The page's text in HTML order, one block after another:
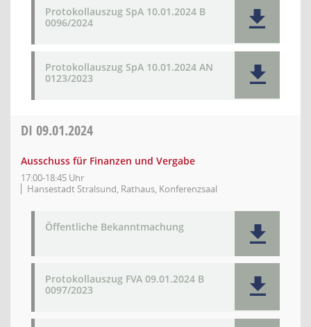
Protokollauszug SpA 10.01.2024 B
0096/2024
Protokollauszug SpA 10.01.2024 AN
0123/2023
DI 09.01.2024
Ausschuss für Finanzen und Vergabe
17:00-18:45 Uhr
Hansestadt Stralsund, Rathaus, Konferenzsaal
Öffentliche Bekanntmachung
Protokollauszug FVA 09.01.2024 B
0097/2023